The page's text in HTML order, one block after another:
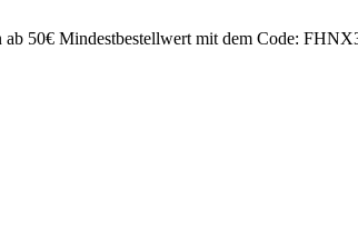
50€ Mindestbestellwert mit dem Code: